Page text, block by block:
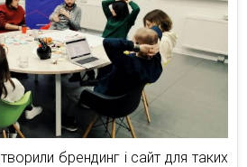
брендинг і сайт для таких